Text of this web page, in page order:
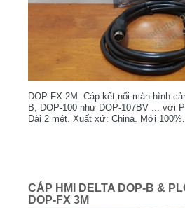
DOP-FX 2M. Cáp kết nối màn hình
B, DOP-100 như DOP-107BV ... với
Dài 2 mét. Xuất xứ: China. Mới 100%.
CÁP HMI DELTA DOP-B &
DOP-FX 3M